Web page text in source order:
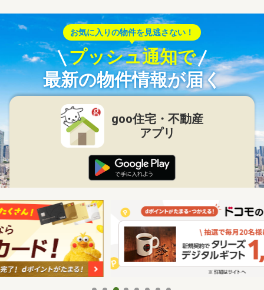
お気に入りの物件を見逃さない！
プッシュ通知で
最新の物件情報が届く
goo住宅・不動産
アプリ